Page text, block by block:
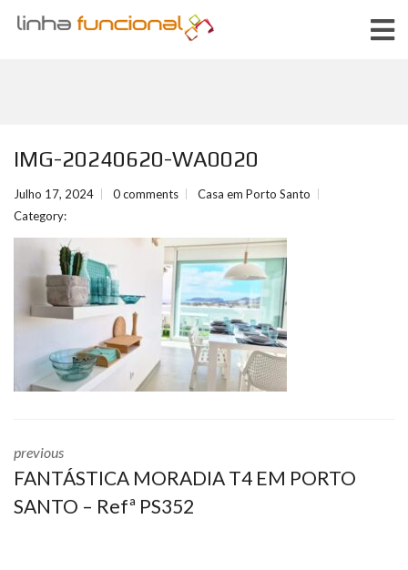
IMG-20240620-WA0020
Julho 17, 2024 0 comments
Casa em Porto Santo
Category:
previous
FANTÁSTICA MORADIA T4 EM PORTO
SANTO – Refª PS352